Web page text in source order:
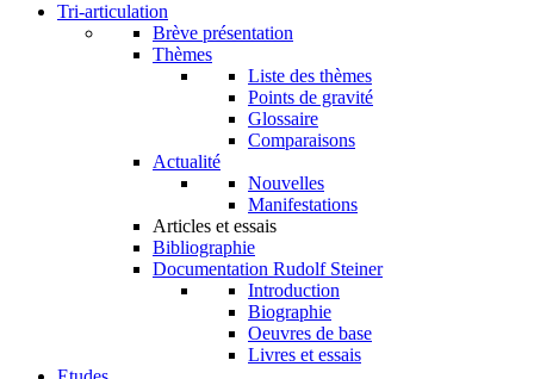
Tri-articulation
Brève présentation
Thèmes
Liste des thèmes
Points de gravité
Glossaire
Comparaisons
Actualité
Nouvelles
Manifestations
Articles et essais
Bibliographie
Documentation Rudolf Steiner
Introduction
Biographie
Oeuvres de base
Livres et essais